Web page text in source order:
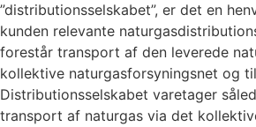
”distributionsselskabet”, er det en
kunden relevante
forestår transport af den leverede
kollektive naturgasforsyningsnet og
Distributionsselskabet varetager
transport af naturgas via det